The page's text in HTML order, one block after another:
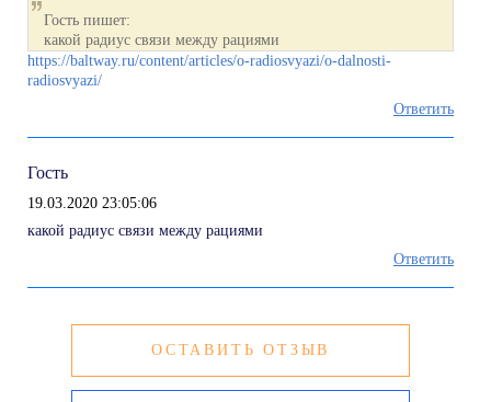
Гость пишет:
какой радиус связи между рациями
https://baltway.ru/content/articles/o-radiosvyazi/o-dalnosti-
radiosvyazi/
Ответить
Гость
19.03.2020 23:05:06
какой радиус связи между рациями
Ответить
ОСТАВИТЬ ОТЗЫВ